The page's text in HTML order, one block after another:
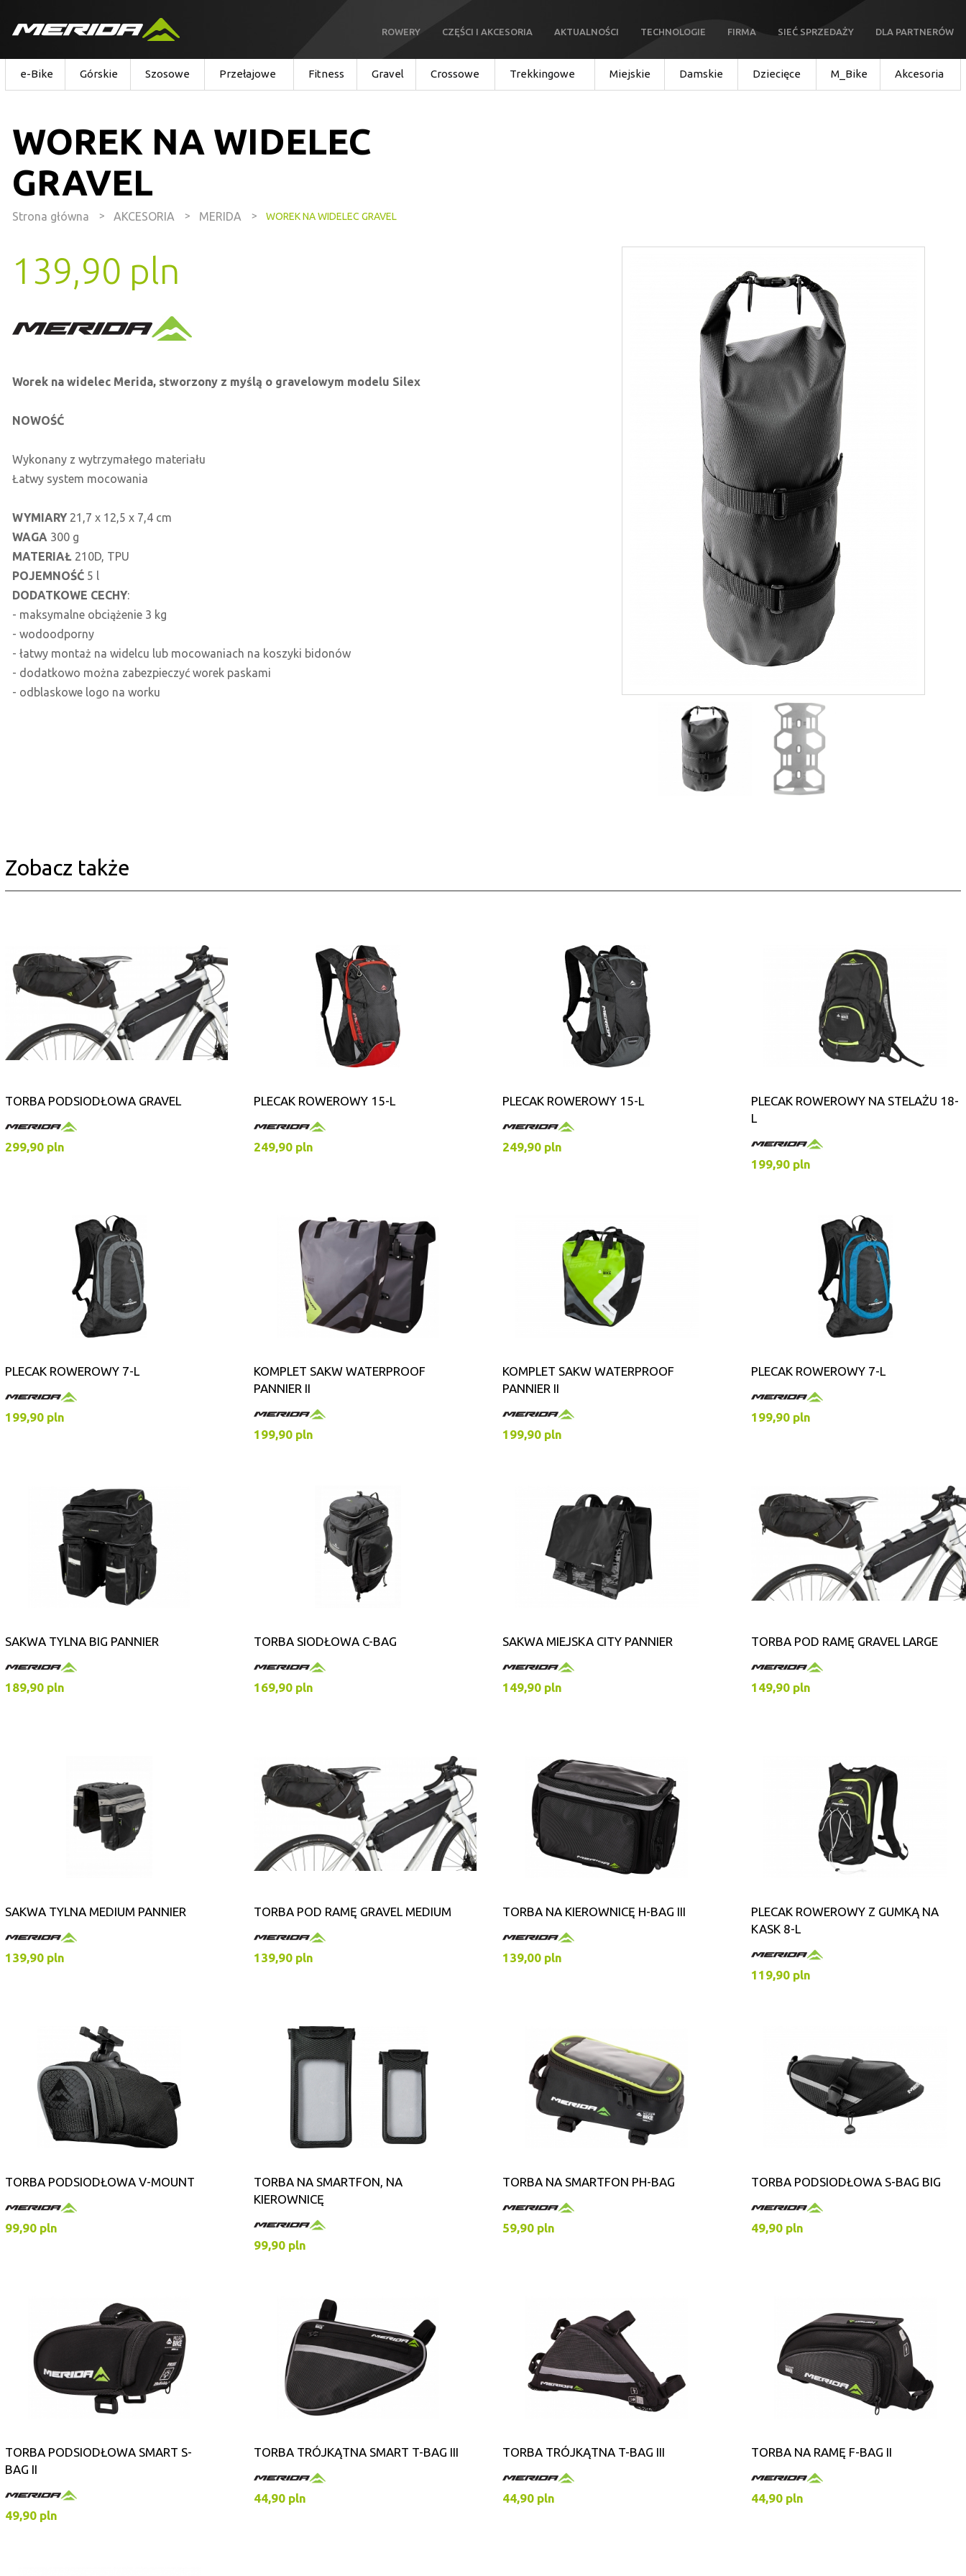
ROWERY CZĘŚCI I AKCESORIA AKTUALNOŚCI TECHNOLOGIE FIRMA SIEĆ SPRZEDAŻY DLA PARTNERÓW
e-Bike Górskie Szosowe Przełajowe Fitness Gravel Crossowe Trekkingowe Miejskie Damskie Dziecięce M_Bike Akcesoria
WOREK NA WIDELEC
GRAVEL
Strona główna > AKCESORIA > MERIDA > WOREK NA WIDELEC GRAVEL
139,90 pln
Worek na widelec Merida, stworzony z myślą o gravelowym modelu Silex
NOWOŚĆ
Wykonany z wytrzymałego materiału
Łatwy system mocowania
WYMIARY 21,7 x 12,5 x 7,4 cm
WAGA 300 g
MATERIAŁ 210D, TPU
POJEMNOŚĆ 5 l
DODATKOWE CECHY:
- maksymalne obciążenie 3 kg
- wodoodporny
- łatwy montaż na widelcu lub mocowaniach na koszyki bidonów
- dodatkowo można zabezpieczyć worek paskami
- odblaskowe logo na worku
Zobacz także
TORBA PODSIODŁOWA GRAVEL
299,90 pln
PLECAK ROWEROWY 15-L
249,90 pln
PLECAK ROWEROWY 15-L
249,90 pln
PLECAK ROWEROWY NA STELAŻU 18-
L
199,90 pln
PLECAK ROWEROWY 7-L
199,90 pln
KOMPLET SAKW WATERPROOF
PANNIER II
199,90 pln
KOMPLET SAKW WATERPROOF
PANNIER II
199,90 pln
PLECAK ROWEROWY 7-L
199,90 pln
SAKWA TYLNA BIG PANNIER
189,90 pln
TORBA SIODŁOWA C-BAG
169,90 pln
SAKWA MIEJSKA CITY PANNIER
149,90 pln
TORBA POD RAMĘ GRAVEL LARGE
149,90 pln
SAKWA TYLNA MEDIUM PANNIER
139,90 pln
TORBA POD RAMĘ GRAVEL MEDIUM
139,90 pln
TORBA NA KIEROWNICĘ H-BAG III
139,00 pln
PLECAK ROWEROWY Z GUMKĄ NA
KASK 8-L
119,90 pln
TORBA PODSIODŁOWA V-MOUNT
99,90 pln
TORBA NA SMARTFON, NA
KIEROWNICĘ
99,90 pln
TORBA NA SMARTFON PH-BAG
59,90 pln
TORBA PODSIODŁOWA S-BAG BIG
49,90 pln
TORBA PODSIODŁOWA SMART S-
BAG II
49,90 pln
TORBA TRÓJKĄTNA SMART T-BAG III
44,90 pln
TORBA TRÓJKĄTNA T-BAG III
44,90 pln
TORBA NA RAMĘ F-BAG II
44,90 pln